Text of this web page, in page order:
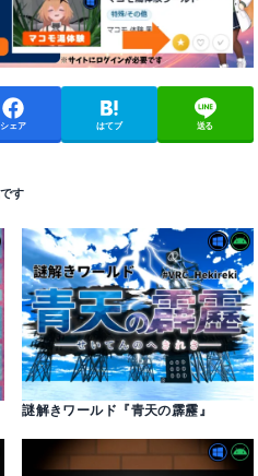
シェア はてブ 送る
謎解きワールド『青天の霹靂』